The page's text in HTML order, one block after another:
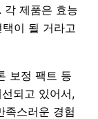
각 제품은 효능
이 될 거라고
보정 팩트 등
되고 있어서,
족스러운 경험